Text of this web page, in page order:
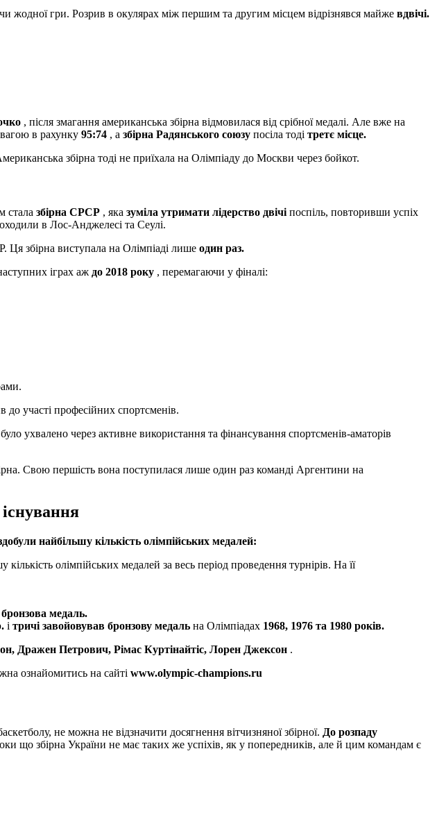
жодної гри. Розрив в окулярах між першим та другим місцем відрізнявся майже вдвічі.
, після змагання американська збірна відмовилася від срібної медалі. Але вже на
в рахунку 95:74 , а збірна Радянського союзу посіла тоді третє місце.
збірна тоді не приїхала на Олімпіаду до Москви через бойкот.
стала збірна СРСР , яка зуміла утримати лідерство двічі поспіль, повторивши успіх
в Лос-Анджелесі та Сеулі.
збірна виступала на Олімпіаді лише один раз.
іграх аж до 2018 року , перемагаючи у фіналі:
до участі професійних спортсменів.
ухвалено через активне використання та фінансування спортсменів-аматорів
Свою першість вона поступилася лише один раз команді Аргентини на
найбільшу кількість олімпійських медалей:
олімпійських медалей за весь період проведення турнірів. На її
бронзова медаль.
і тричі завойовував бронзову медаль на Олімпіадах 1968, 1976 та 1980 років.
Дражен Петрович, Рімас Куртінайтіс, Лорен Джексон .
ознайомитись на сайті www.olympic-champions.ru
не можна не відзначити досягнення вітчизняної збірної. До розпаду
що збірна України не має таких же успіхів, як у попередників, але й цим командам є